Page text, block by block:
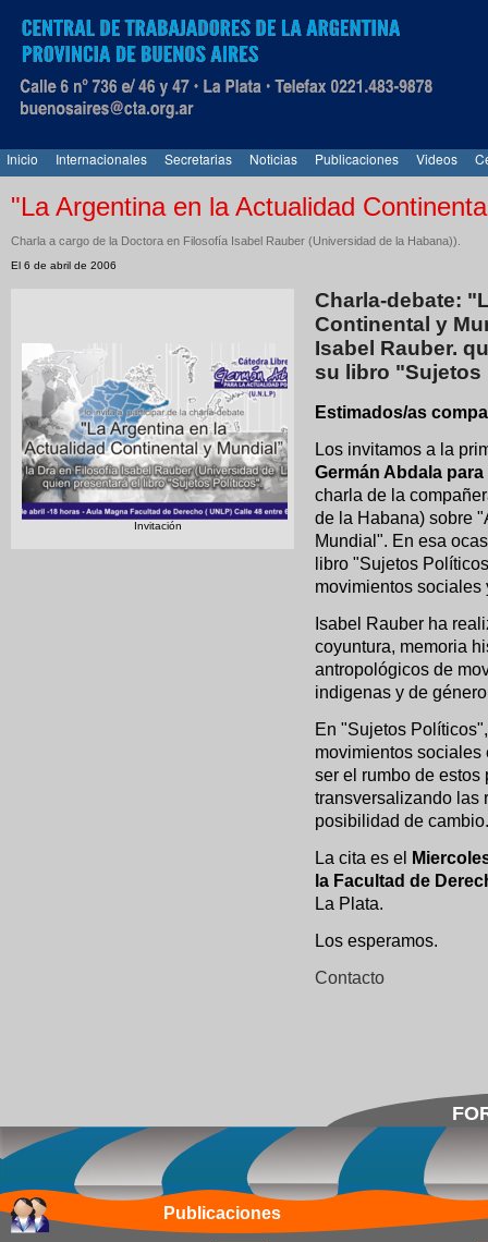
Inicio Internacionales Secretarias Noticias Publicaciones Videos
"La Argentina en la Actualidad
Charla a cargo de la Doctora en Filosofía Isabel Rauber (Universidad de la Habana)).
El 6 de abril de 2006
Charla-debate:
Continental y
Isabel Rauber.
su libro
Estimados/as
Los invitamos a la
Germán Abdala
charla de la
de la Habana) sobre
Mundial". En esa
libro "Sujetos
movimientos sociales
Isabel Rauber ha
coyuntura, memoria
antropológicos de
indigenas y de
En "Sujetos
movimientos
ser el rumbo de estos
transversalizando las
posibilidad de cambio.
La cita es el
la Facultad de
La Plata.
Los esperamos.
Contacto
Invitación
Publicaciones